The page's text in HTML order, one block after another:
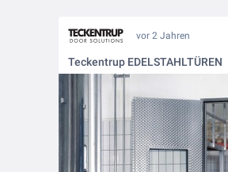
vor 2 Jahren
Teckentrup EDELSTAHLTÜREN